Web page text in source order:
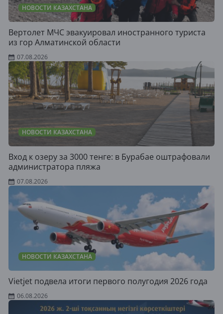
НОВОСТИ КАЗАХСТАНА
Вертолет МЧС эвакуировал иностранного туриста
из гор Алматинской области
07.08.2026
НОВОСТИ КАЗАХСТАНА
Вход к озеру за 3000 тенге: в Бурабае оштрафовали
администратора пляжа
07.08.2026
НОВОСТИ КАЗАХСТАНА
Vietjet подвела итоги первого полугодия 2026 года
06.08.2026